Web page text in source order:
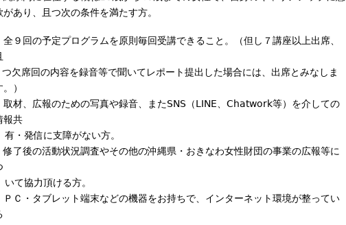
があり、且つ次の条件を満たす方。
全９回の予定プログラムを原則毎回受講できること。（但し７講座以上出席、
欠席回の内容を録音等で聞いてレポート提出した場合には、出席とみなしま
）
取材、広報のための写真や録音、またSNS（LINE、Chatwork等）を介しての
報共
・発信に支障がない方。
修了後の活動状況調査やその他の沖縄県・おきなわ女性財団の事業の広報等に
て協力頂ける方。
ＰＣ・タブレット端末などの機器をお持ちで、インターネット環境が整ってい